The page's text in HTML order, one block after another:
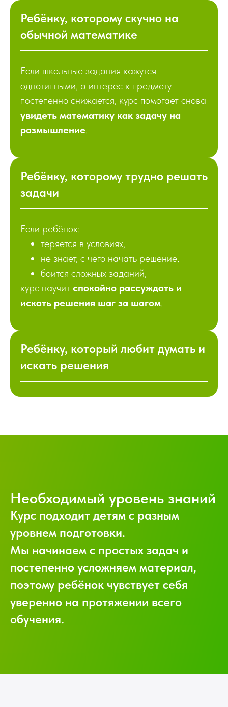
Ребёнку, которому скучно на
обычной математике
Если школьные задания кажутся
однотипными, а интерес к предмету
постепенно снижается, курс помогает снова
увидеть математику как задачу на
размышление.
Ребёнку, которому трудно решать
задачи
Если ребёнок:
теряется в условиях,
не знает, с чего начать решение,
боится сложных заданий,
курс научит спокойно рассуждать и
искать решения шаг за шагом.
Ребёнку, который любит думать и
искать решения
Необходимый уровень знаний
Курс подходит детям с разным
уровнем подготовки.
Мы начинаем с простых задач и
постепенно усложняем материал,
поэтому ребёнок чувствует себя
уверенно на протяжении всего
обучения.